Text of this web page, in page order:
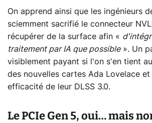
On apprend ainsi que les ingénieurs
sciemment sacrifié le connecteur
récupérer de la surface afin «
traitement par IA que possible». Un
visiblement payant si l'on s'en tient
des nouvelles cartes Ada Lovelace
efficacité de leur DLSS 3.0.
Le PCIe Gen 5, oui… mais